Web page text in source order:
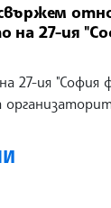
на 27-ия
27-ия "София